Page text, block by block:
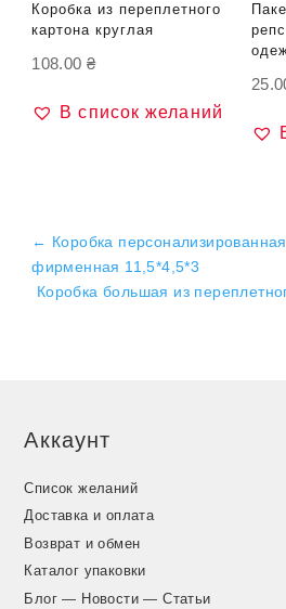
Коробка из переплетного
картона круглая
108.00 ₴
В список желаний
← Коробка
фирменная 11,5*4,5*3
Коробка большая из
Аккаунт
Список желаний
Доставка и оплата
Возврат и обмен
Каталог упаковки
Блог — Новости — Статьи